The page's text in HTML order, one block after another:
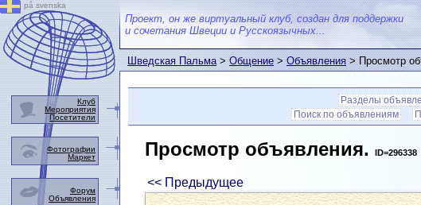
Проект, он же виртуальный клуб, создан для поддержки
и сочетания Швеции и Русскоязычных...
Шведская Пальма>Общение>Объявления> Просмотр
Разделы
Поиск по объявлениям
Просмотр объявления. ID=296338
<< Предыдущее
på svenska
Клуб
Мероприятия
Посетители
Фотографии
Маркет
Форум
Объявления